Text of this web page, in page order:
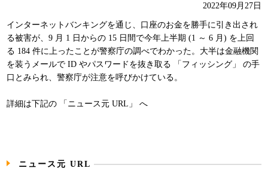
メンバー
入会案内
パンフレット
2022年09月27日
インターネットバンキングを通じ、口座のお金を勝手に引き出され
る被害が、9 月 1 日からの 15 日間で今年上半期 (1 ～ 6 月) を上回
る 184 件に上ったことが警察庁の調べでわかった。大半は金融機関
を装うメールで ID やパスワードを抜き取る 「フィッシング」 の手
口とみられ、警察庁が注意を呼びかけている。
詳細は下記の 「ニュース元 URL」 へ
ニュース元 URL